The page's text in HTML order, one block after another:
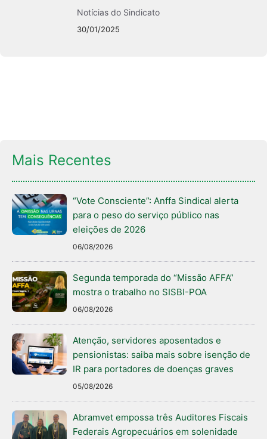
Notícias do Sindicato
30/01/2025
Mais Recentes
“Vote Consciente”: Anffa Sindical alerta
para o peso do serviço público nas
eleições de 2026
06/08/2026
Segunda temporada do “Missão AFFA”
mostra o trabalho no SISBI-POA
06/08/2026
Atenção, servidores aposentados e
pensionistas: saiba mais sobre isenção de
IR para portadores de doenças graves
05/08/2026
Abramvet empossa três Auditores Fiscais
Federais Agropecuários em solenidade